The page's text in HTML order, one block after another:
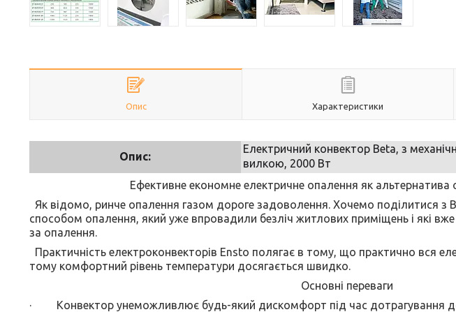
Опис Характеристики
Опис:
Електричний конвектор Beta, з
вилкою, 2000 Вт
Ефективне економне електричне опалення як
Як відомо, ринче опалення газом дороге задоволення. Хочемо поділитися
способом опалення, який уже впровадили безліч житлових приміщень і які
за опалення.
Практичність електроконвекторів Ensto полягає в тому, що практично вся
тому комфортний рівень температури досягається швидко.
Основні переваги
· Конвектор унеможливлює будь-який дискомфорт під час дотрагування